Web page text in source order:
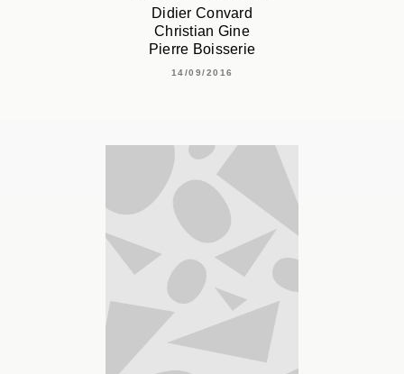
Didier Convard
Christian Gine
Pierre Boisserie
14/09/2016